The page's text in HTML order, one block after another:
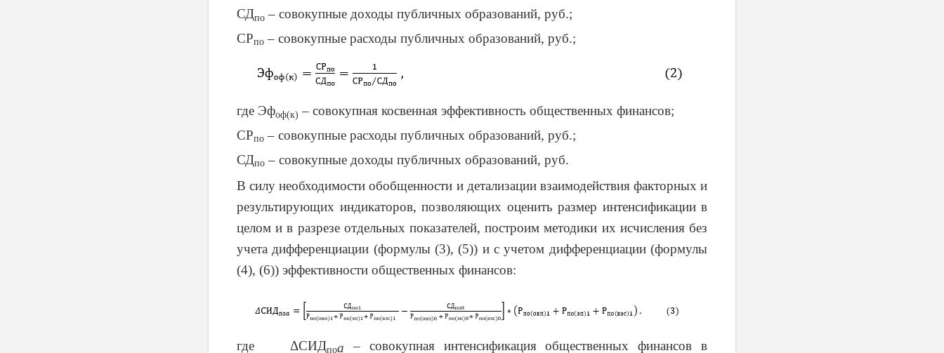
СДпо – совокупные доходы публичных образований, руб.;
СРпо – совокупные расходы публичных образований, руб.;
где Эфоф(к) – совокупная косвенная эффективность общественных финансов;
СРпо – совокупные расходы публичных образований, руб.;
СДпо – совокупные доходы публичных образований, руб.
В силу необходимости обобщенности и детализации взаимодействия факторных и
результирующих индикаторов, позволяющих оценить размер интенсификации в
целом и в разрезе отдельных показателей, построим методики их исчисления без
учета дифференциации (формулы (3), (5)) и с учетом дифференциации (формулы
(4), (6)) эффективности общественных финансов:
гдеΔСИДпоa – совокупная интенсификация общественных финансов в